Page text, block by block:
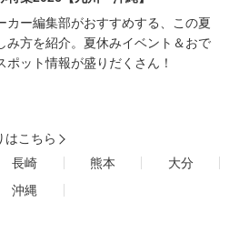
カー編集部がおすすめする、この夏
み方を紹介。夏休みイベント＆おで
ポット情報が盛りだくさん！
はこちら
長崎 熊本
大分
沖縄